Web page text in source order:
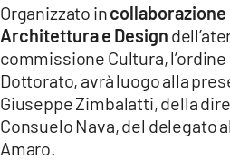
Organizzato in
Architettura e Design
commissione Cultura,
Dottorato, avrà luogo alla
Giuseppe Zimbalatti, della
Consuelo Nava, del delegato
Amaro.